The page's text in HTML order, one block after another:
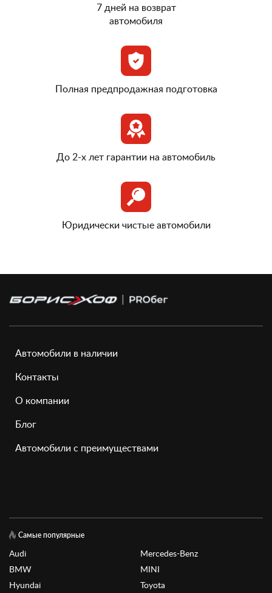
7 дней на возврат
автомобиля
Полная предпродажная подготовка
До 2-х лет гарантии на автомобиль
Юридически чистые автомобили
Автомобили в наличии
Контакты
О компании
Блог
Автомобили с преимуществами
Самые популярные
Audi
BMW
Hyundai
Mercedes-Benz
MINI
Toyota